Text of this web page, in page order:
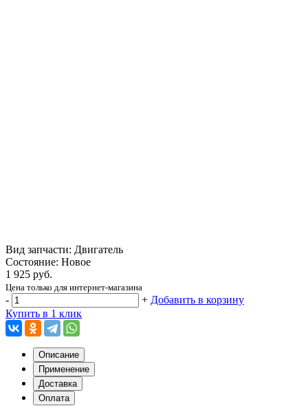
Вид запчасти: Двигатель
Состояние: Новое
1 925 руб.
Цена только для интернет-магазина
- + Добавить в корзину
Купить в 1 клик
Описание
Применение
Доставка
Оплата